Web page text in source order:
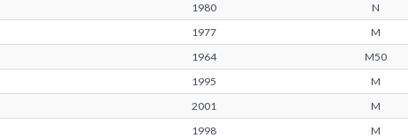
1980 N
1977 M
1964 M50
1995 M
2001 M
1998 M